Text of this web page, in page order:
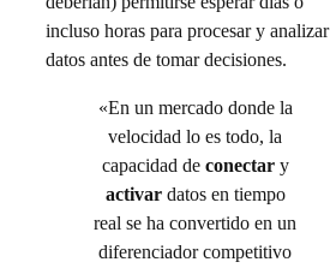
incluso horas para procesar y analizar
datos antes de tomar decisiones.
«En un mercado donde la
velocidad lo es todo, la
capacidad de conectary
activar datos en tiempo
real se ha convertido en un
diferenciador competitivo